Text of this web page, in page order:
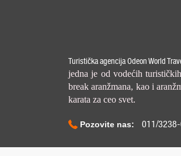
Turistička agencija Odeon World
jedna je od vodećih
break aranžmana, kao i
karata za ceo svet.
Pozovite nas: 011/3238-